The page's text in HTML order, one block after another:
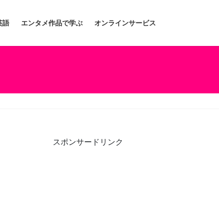
語 エンタメ作品で学ぶ オンラインサービス
スポンサードリンク